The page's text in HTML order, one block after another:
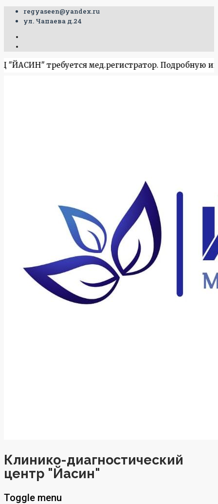
regyaseen@yandex.ru
ул. Чапаева д.24
требуется мед.регистратор. Подробную
Клинико-диагностический
центр "Йасин"
Toggle menu